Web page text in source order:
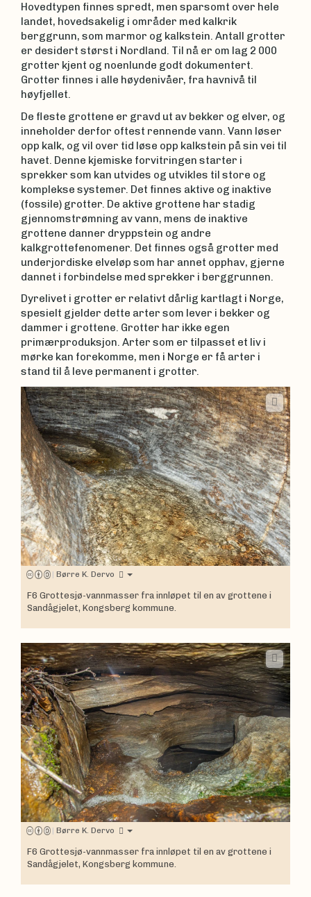
Hovedtypen finnes spredt, men sparsomt over hele
landet, hovedsakelig i områder med kalkrik
berggrunn, som marmor og kalkstein. Antall grotter
er desidert størst i Nordland. Til nå er om lag 2 000
grotter kjent og noenlunde godt dokumentert.
Grotter finnes i alle høydenivåer, fra havnivå til
høyfjellet.
De fleste grottene er gravd ut av bekker og elver, og
inneholder derfor oftest rennende vann. Vann løser
opp kalk, og vil over tid løse opp kalkstein på sin vei til
havet. Denne kjemiske forvitringen starter i
sprekker som kan utvides og utvikles til store og
komplekse systemer. Det finnes aktive og inaktive
(fossile) grotter. De aktive grottene har stadig
gjennomstrømning av vann, mens de inaktive
grottene danner dryppstein og andre
kalkgrottefenomener. Det finnes også grotter med
underjordiske elveløp som har annet opphav, gjerne
dannet i forbindelse med sprekker i berggrunnen.
Dyrelivet i grotter er relativt dårlig kartlagt i Norge,
spesielt gjelder dette arter som lever i bekker og
dammer i grottene. Grotter har ikke egen
primærproduksjon. Arter som er tilpasset et liv i
mørke kan forekomme, men i Norge er få arter i
stand til å leve permanent i grotter.
| Børre K. Dervo
F6 Grottesjø-vannmasser fra innløpet til en av grottene i
Sandågjelet, Kongsberg kommune.
| Børre K. Dervo
F6 Grottesjø-vannmasser fra innløpet til en av grottene i
Sandågjelet, Kongsberg kommune.